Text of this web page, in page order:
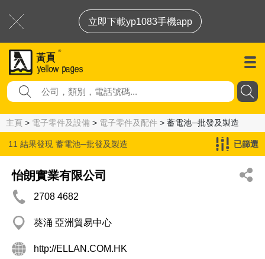
立即下載yp1083手機app
主頁 > 電子零件及設備 > 電子零件及配件 > 蓄電池─批發及製造
11 結果發現 蓄電池─批發及製造 已篩選
怡朗實業有限公司
2708 4682
葵涌 亞洲貿易中心
http://ELLAN.COM.HK